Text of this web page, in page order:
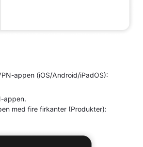
appen (iOS/Android/iPadOS):
appen.
med fire firkanter (Produkter):